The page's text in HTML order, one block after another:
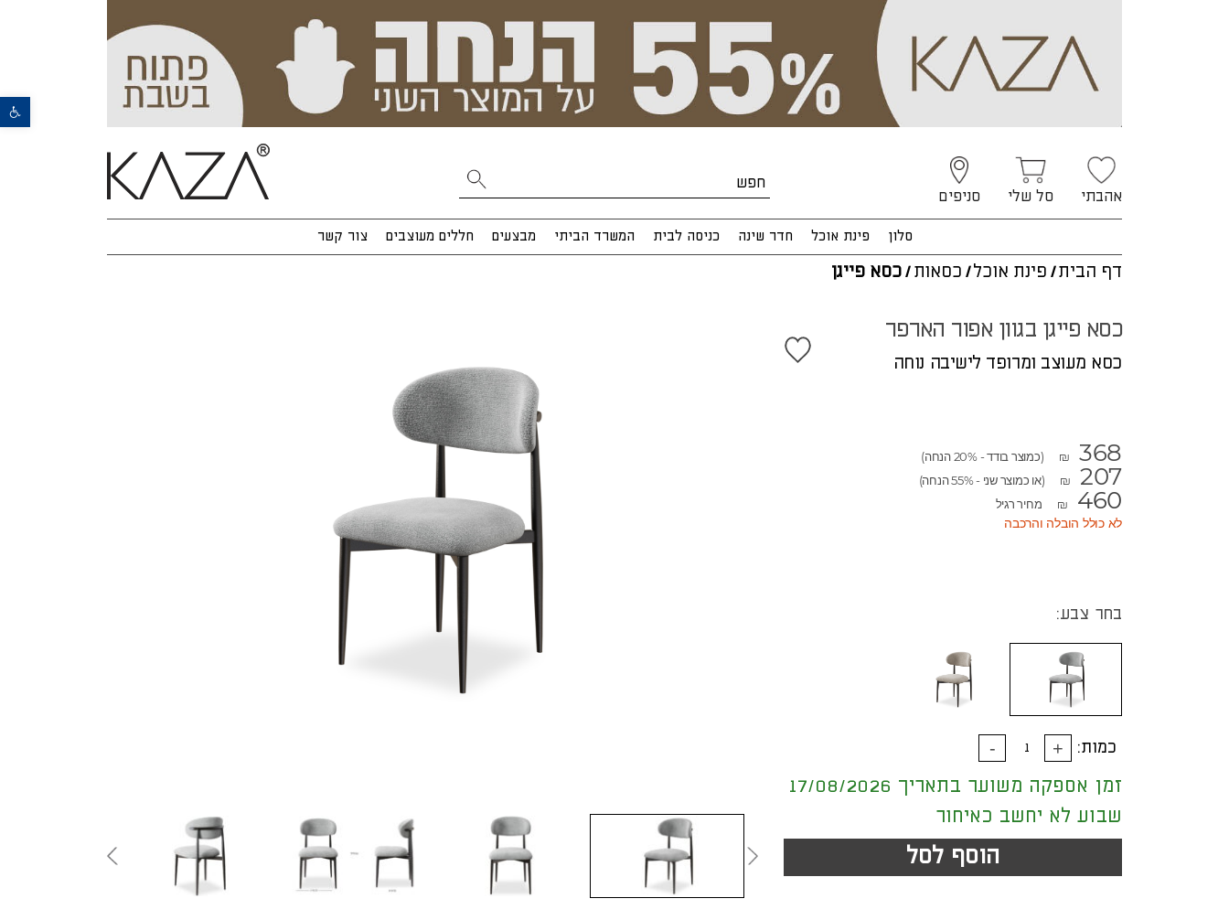
פתח סרגל נגישות
אהבתי סל שלי סניפים
סלון פינת אוכל חדר שינה כניסה לבית המשרד הביתי מבצעים חללים מעוצבים צור קשר
דף הבית/ פינת אוכל/ כסאות / כסא פייגן
כסא פייגן בגוון אפור הארפר
כסא מעוצב ומרופד לישיבה נוחה
₪ 368 (כמוצר בודד - 20% הנחה)
₪ 207 (או כמוצר שני - 55% הנחה)
₪ 460 מחיר רגיל
לא כולל הובלה והרכבה
בחר צבע:
כמות:
זמן אספקה משוער בתאריך 17/08/2026
שבוע לא יחשב כאיחור
הוסף לסל